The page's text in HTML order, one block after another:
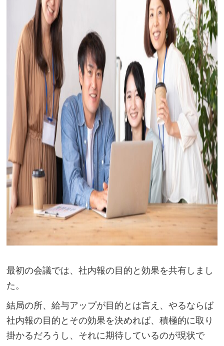
最初の会議では、社内報の目的と効果を共有しまし
た。
結局の所、給与アップが目的とは言え、やるならば
社内報の目的とその効果を決めれば、積極的に取り
掛かるだろうし、それに期待しているのが現状で